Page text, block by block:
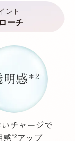
ント
ーチ